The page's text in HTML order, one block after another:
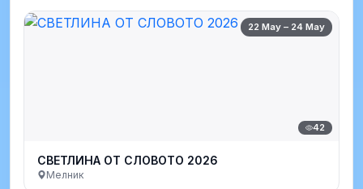
22 May – 24 May
42
СВЕТЛИНА ОТ СЛОВОТО 2026
Мелник